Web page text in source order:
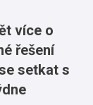
více o
řešení
setkat s